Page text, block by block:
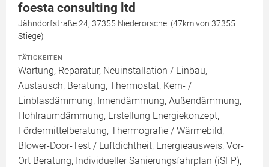
foesta consulting ltd
Jähndorfstraße 24, 37355 Niederorschel (47km von 37355
Stiege)
TÄTIGKEITEN
Wartung, Reparatur, Neuinstallation / Einbau,
Austausch, Beratung, Thermostat, Kern- /
Einblasdämmung, Innendämmung, Außendämmung,
Hohlraumdämmung, Erstellung Energiekonzept,
Fördermittelberatung, Thermografie / Wärmebild,
Blower-Door-Test / Luftdichtheit, Energieausweis, Vor-
Ort Beratung, Individueller Sanierungsfahrplan (iSFP),